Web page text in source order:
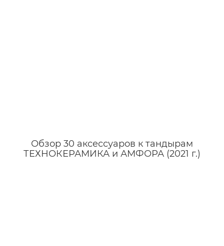
Обзор 30 аксессуаров к тандырам
ТЕХНОКЕРАМИКА и АМФОРА (2021 г.)